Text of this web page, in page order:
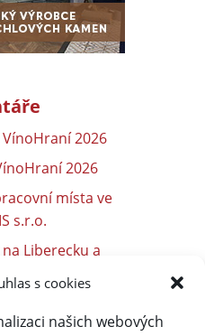
s cookies
našich webových
2026
2026
místa ve
s.r.o.
Liberecku a